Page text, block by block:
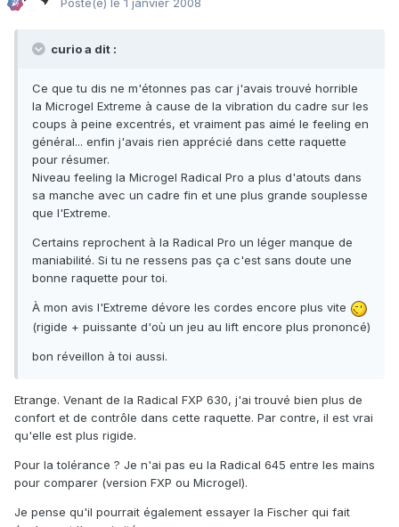
Posté(e) le 1 janvier 2008
curio a dit :
Ce que tu dis ne m'étonnes pas car j'avais trouvé horrible
la Microgel Extreme à cause de la vibration du cadre sur les
coups à peine excentrés, et vraiment pas aimé le feeling en
général... enfin j'avais rien apprécié dans cette raquette
pour résumer.
Niveau feeling la Microgel Radical Pro a plus d'atouts dans
sa manche avec un cadre fin et une plus grande souplesse
que l'Extreme.
Certains reprochent à la Radical Pro un léger manque de
maniabilité. Si tu ne ressens pas ça c'est sans doute une
bonne raquette pour toi.
À mon avis l'Extreme dévore les cordes encore plus vite
(rigide + puissante d'où un jeu au lift encore plus prononcé)
bon réveillon à toi aussi.
Etrange. Venant de la Radical FXP 630, j'ai trouvé bien plus de
confort et de contrôle dans cette raquette. Par contre, il est vrai
qu'elle est plus rigide.
Pour la tolérance ? Je n'ai pas eu la Radical 645 entre les mains
pour comparer (version FXP ou Microgel).
Je pense qu'il pourrait également essayer la Fischer qui fait